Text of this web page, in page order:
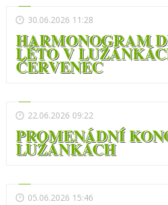
30.06.2026 11:28
HARMONOGRAM
LÉTO V
ČERVENEC
22.06.2026 09:22
PROMENÁDNÍ
LUŽÁNKÁCH
05.06.2026 15:46